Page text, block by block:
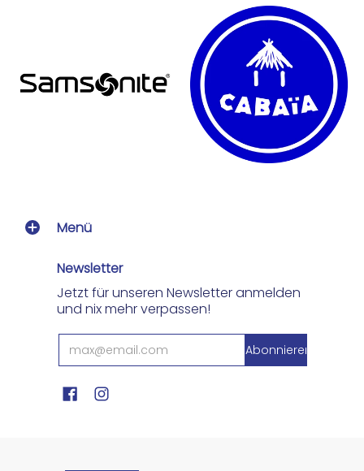
Menü
Newsletter
Jetzt für unseren Newsletter anmelden
und nix mehr verpassen!